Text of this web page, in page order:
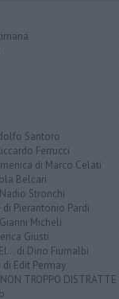
Santoro
Ferrucci
di Marco Celati
Belcari
Stronchi
di Pierantonio Pardi
Micheli
Giusti
di Dino Fiumalbi
Edit Permay
TROPPO DISTRATTE